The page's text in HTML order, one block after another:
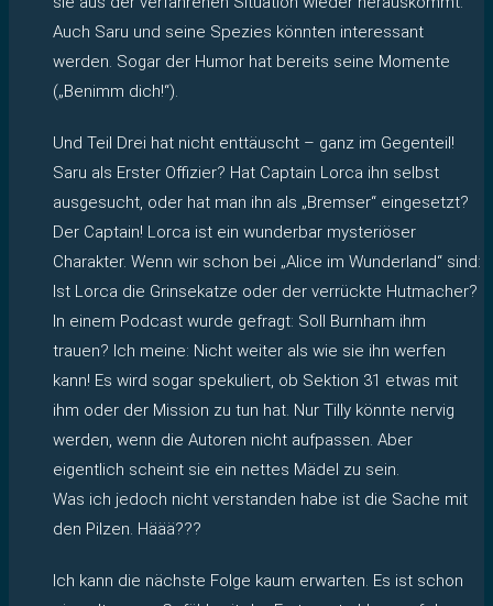
Auch Saru und seine Spezies könnten interessant
werden. Sogar der Humor hat bereits seine Momente
(„Benimm dich!“).
Und Teil Drei hat nicht enttäuscht – ganz im Gegenteil!
Saru als Erster Offizier? Hat Captain Lorca ihn selbst
ausgesucht, oder hat man ihn als „Bremser“ eingesetzt?
Der Captain! Lorca ist ein wunderbar mysteriöser
Charakter. Wenn wir schon bei „Alice im Wunderland“ sind:
Ist Lorca die Grinsekatze oder der verrückte Hutmacher?
In einem Podcast wurde gefragt: Soll Burnham ihm
trauen? Ich meine: Nicht weiter als wie sie ihn werfen
kann! Es wird sogar spekuliert, ob Sektion 31 etwas mit
ihm oder der Mission zu tun hat. Nur Tilly könnte nervig
werden, wenn die Autoren nicht aufpassen. Aber
eigentlich scheint sie ein nettes Mädel zu sein.
Was ich jedoch nicht verstanden habe ist die Sache mit
den Pilzen. Häää???
Ich kann die nächste Folge kaum erwarten. Es ist schon